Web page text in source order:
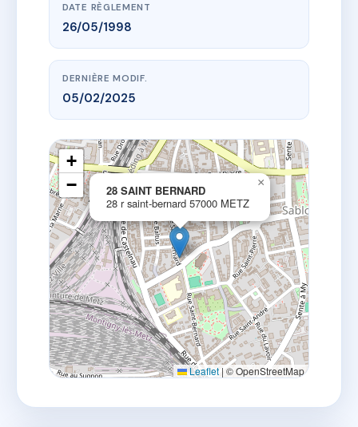
DATE RÈGLEMENT
26/05/1998
DERNIÈRE MODIF.
05/02/2025
28 SAINT BERNARD
28 r saint-bernard 57000 METZ
×
+
−
Leaflet | © OpenStreetMap